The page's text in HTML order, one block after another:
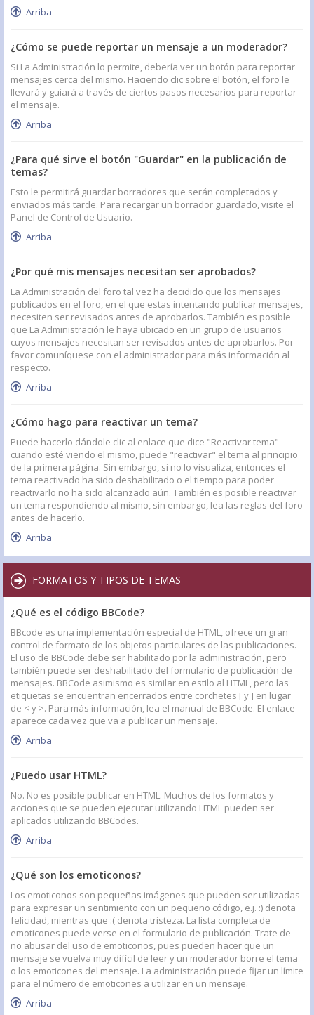
Arriba
¿Cómo se puede reportar un mensaje a un moderador?
Si La Administración lo permite, debería ver un botón para reportar
mensajes cerca del mismo. Haciendo clic sobre el botón, el foro le
llevará y guiará a través de ciertos pasos necesarios para reportar
el mensaje.
Arriba
¿Para qué sirve el botón "Guardar" en la publicación de
temas?
Esto le permitirá guardar borradores que serán completados y
enviados más tarde. Para recargar un borrador guardado, visite el
Panel de Control de Usuario.
Arriba
¿Por qué mis mensajes necesitan ser aprobados?
La Administración del foro tal vez ha decidido que los mensajes
publicados en el foro, en el que estas intentando publicar mensajes,
necesiten ser revisados antes de aprobarlos. También es posible
que La Administración le haya ubicado en un grupo de usuarios
cuyos mensajes necesitan ser revisados antes de aprobarlos. Por
favor comuníquese con el administrador para más información al
respecto.
Arriba
¿Cómo hago para reactivar un tema?
Puede hacerlo dándole clic al enlace que dice "Reactivar tema"
cuando esté viendo el mismo, puede "reactivar" el tema al principio
de la primera página. Sin embargo, si no lo visualiza, entonces el
tema reactivado ha sido deshabilitado o el tiempo para poder
reactivarlo no ha sido alcanzado aún. También es posible reactivar
un tema respondiendo al mismo, sin embargo, lea las reglas del foro
antes de hacerlo.
Arriba
FORMATOS Y TIPOS DE TEMAS
¿Qué es el código BBCode?
BBcode es una implementación especial de HTML, ofrece un gran
control de formato de los objetos particulares de las publicaciones.
El uso de BBCode debe ser habilitado por la administración, pero
también puede ser deshabilitado del formulario de publicación de
mensajes. BBCode asimismo es similar en estilo al HTML, pero las
etiquetas se encuentran encerrados entre corchetes [ y ] en lugar
de < y >. Para más información, lea el manual de BBCode. El enlace
aparece cada vez que va a publicar un mensaje.
Arriba
¿Puedo usar HTML?
No. No es posible publicar en HTML. Muchos de los formatos y
acciones que se pueden ejecutar utilizando HTML pueden ser
aplicados utilizando BBCodes.
Arriba
¿Qué son los emoticonos?
Los emoticonos son pequeñas imágenes que pueden ser utilizadas
para expresar un sentimiento con un pequeño código, e.j. :) denota
felicidad, mientras que :( denota tristeza. La lista completa de
emoticones puede verse en el formulario de publicación. Trate de
no abusar del uso de emoticonos, pues pueden hacer que un
mensaje se vuelva muy difícil de leer y un moderador borre el tema
o los emoticones del mensaje. La administración puede fijar un límite
para el número de emoticones a utilizar en un mensaje.
Arriba